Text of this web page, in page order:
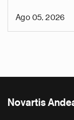
Ago 05, 2026
Novartis